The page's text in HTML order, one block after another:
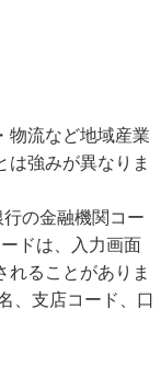
物流など地域産業
は強みが異なりま
の金融機関コー
ドは、入力画面
れることがありま
、支店コード、口